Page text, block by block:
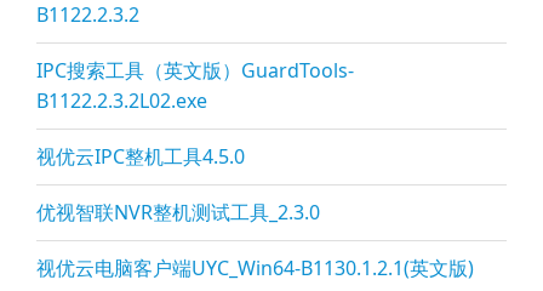
B1122.2.3.2
IPC搜索工具（英文版）GuardTools-
B1122.2.3.2L02.exe
视优云IPC整机工具4.5.0
优视智联NVR整机测试工具_2.3.0
视优云电脑客户端UYC_Win64-B1130.1.2.1(英文版)